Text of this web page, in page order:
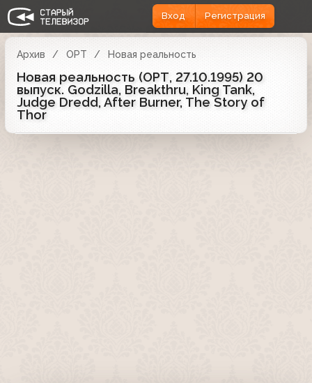
Вход Регистрация
Архив ОРТ Новая реальность
Новая реальность (ОРТ, 27.10.1995) 20
выпуск. Godzilla, Breakthru, King Tank,
Judge Dredd, After Burner, The Story of
Thor